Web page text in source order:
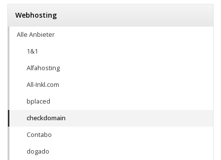
Webhosting
Alle Anbieter
1&1
Alfahosting
All-Inkl.com
bplaced
checkdomain
Contabo
dogado